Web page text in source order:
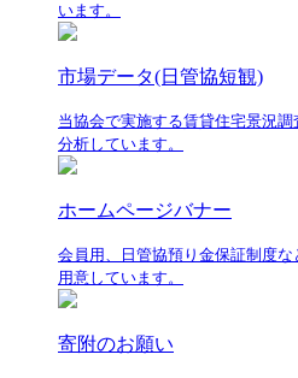
います。
市場データ(日管協短観)
当協会で実施する賃貸住宅景況
分析しています。
ホームページバナー
会員用、日管協預り金保証制度
用意しています。
寄附のお願い